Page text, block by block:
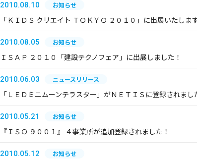
2010.08.10 お知らせ
「ＫＩＤＳ クリエイト ＴＯＫＹＯ ２０１０」に出展いたしま
2010.08.05 お知らせ
ＩＳＡＰ ２０１０「建設テクノフェア」に出展しました！
2010.06.03 ニュースリリース
「ＬＥＤミニムーンテラスター」がＮＥＴＩＳに登録されまし
2010.05.21 お知らせ
『ＩＳＯ ９００１』 ４事業所が追加登録されました！
2010.05.12 お知らせ